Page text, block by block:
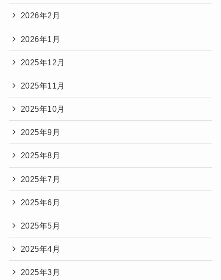
2026年2月
2026年1月
2025年12月
2025年11月
2025年10月
2025年9月
2025年8月
2025年7月
2025年6月
2025年5月
2025年4月
2025年3月